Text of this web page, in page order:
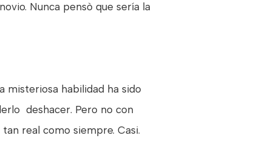
Nunca pensò que sería la
misteriosa habilidad ha sido
deshacer. Pero no con
real como siempre. Casi.